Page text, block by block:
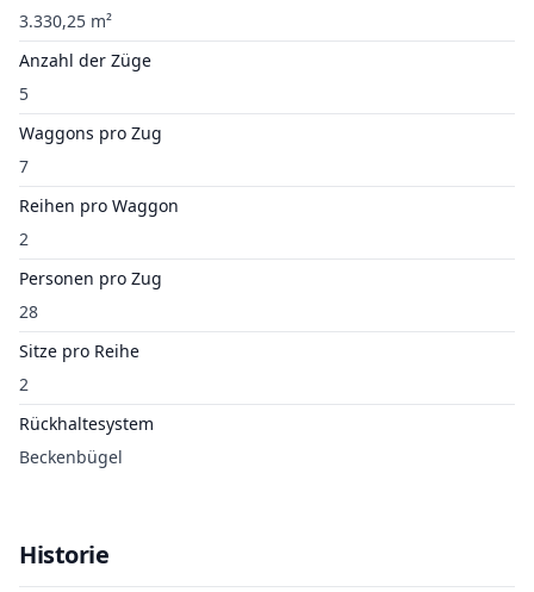
3.330,25 m²
Anzahl der Züge
5
Waggons pro Zug
7
Reihen pro Waggon
2
Personen pro Zug
28
Sitze pro Reihe
2
Rückhaltesystem
Beckenbügel
Historie